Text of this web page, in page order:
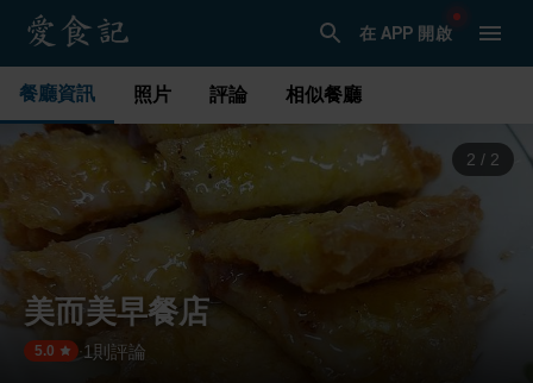
在 APP 開啟
餐廳資訊 照片 評論 相似餐廳
1 / 2
美而美早餐店
5.0 ·1 則評論